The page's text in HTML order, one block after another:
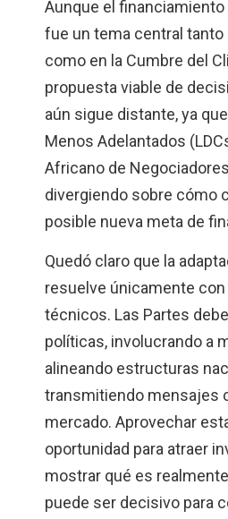
Aunque el financiamiento
fue un tema central tanto
como en la Cumbre del
propuesta viable de
aún sigue distante, ya
Menos Adelantados
Africano de
divergiendo sobre cómo
posible nueva meta de
Quedó claro que la
resuelve únicamente
técnicos. Las Partes
políticas, involucrando a
alineando estructuras
transmitiendo mensajes
mercado. Aprovechar
oportunidad para atraer
mostrar qué es
puede ser decisivo para